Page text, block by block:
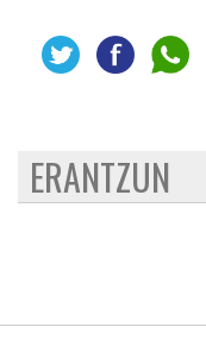
ERANTZUN